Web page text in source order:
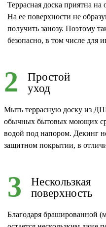
Террасная доска приятна
На ее поверхности не
получить занозу. Поэтому
безопасно, в том числе для
2
Простой
уход
Мыть террасную доску из
обычных бытовых моющих
водой под напором. Декинг
защитном покрытии, в
3
Нескользкая
поверхность
Благодаря брашированной